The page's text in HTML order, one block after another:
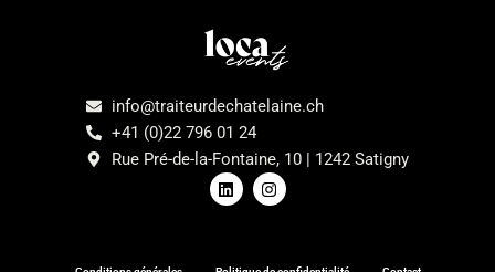
info@traiteurdechatelaine.ch
+41 (0)22 796 01 24
Rue Pré-de-la-Fontaine, 10 | 1242 Satigny
L
i
n
d
I
n
s
g